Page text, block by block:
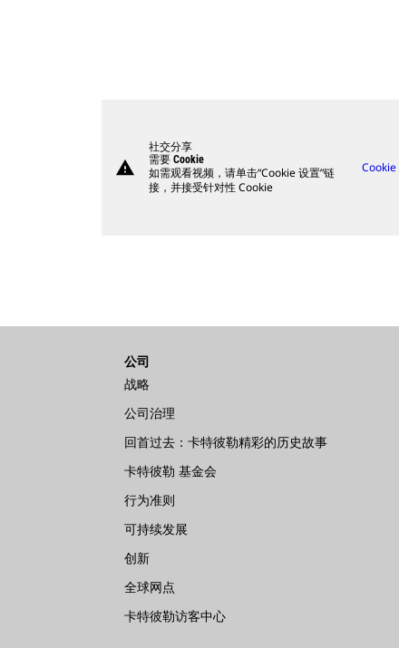
warning
社交分享
需要 Cookie
如需观看视频，请单击“Cookie 设置”链
接，并接受针对性 Cookie
Cookie
公司
战略
公司治理
回首过去：卡特彼勒精彩的历史故事
卡特彼勒 基金会
行为准则
可持续发展
创新
全球网点
卡特彼勒访客中心